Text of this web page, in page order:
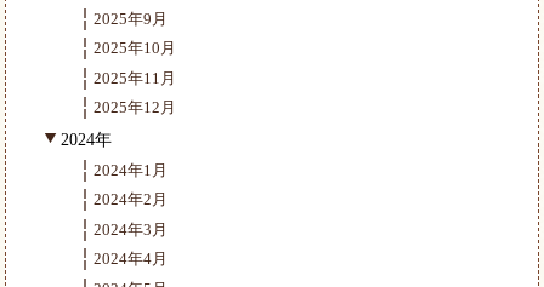
2025年9月
2025年10月
2025年11月
2025年12月
2024年
2024年1月
2024年2月
2024年3月
2024年4月